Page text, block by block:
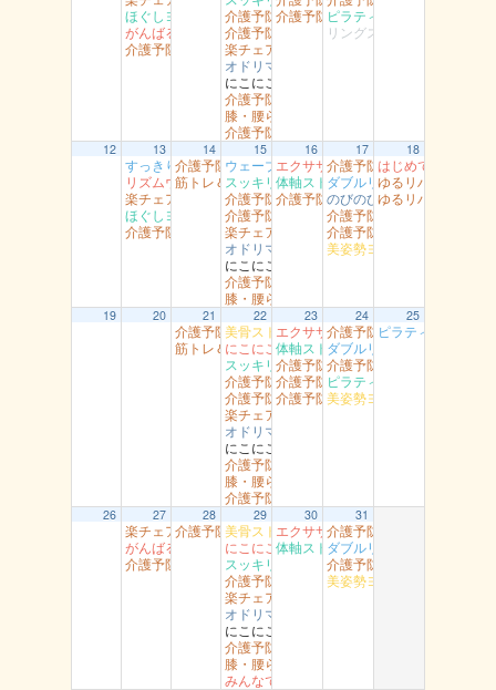
ほぐしヨガ （駅南）
がんばるエアロ 吉成
介護予防智頭 総合センター月曜
介護予防岩美 浦富
介護予防智頭 総合センター（水）
楽チェア体操 吉岡
オドリマス ラボ
にこにこ用瀬
介護予防岩美 文化センター
膝・腰らくらく教室 醇風
介護予防智頭 山形
介護予防智頭 芦津
ピラティス 社
リングストレッチ（松保）
12 13
すっきり体操 湖南
リズムウオーキング 駅南
楽チェア体操 丸由
ほぐしヨガ （駅南）
介護予防智頭 総合センター月曜
14
介護予防岩美（すこやかセンター）
筋トレ＆ストレッチ 富桑
15
ウェーブリングストレッチ 湖山
スッキリヨガ 吉方
介護予防岩美 浦富
介護予防智頭 総合センター（水）
楽チェア体操 吉岡
オドリマス ラボ
にこにこ用瀬
介護予防岩美 文化センター
膝・腰らくらく教室 醇風
16
エクササイズ 岩美
体軸ストレッチ 富桑
介護予防智頭 山郷
17
介護予防岩美 岩井
ダブルリング江山
のびのび健康教室 青谷
介護予防岩美（大岩）
介護予防智頭 那岐
美姿勢ヨガ（高草）
18
はじめてのダンス
ゆるリハ体操 幸
ゆるリハ体操 南
19 20 21
介護予防岩美（すこやかセンター）
筋トレ＆ストレッチ 富桑
22
美骨ストレッチ 湖山
にこにこ体操（船岡）
スッキリヨガ 吉方
介護予防岩美 浦富
介護予防智頭 総合センター（水）
楽チェア体操 吉岡
オドリマス ラボ
にこにこ用瀬
介護予防岩美 文化センター
膝・腰らくらく教室 醇風
介護予防智頭 山形
23
エクササイズ 岩美
体軸ストレッチ 富桑
介護予防智頭 土師
介護予防智頭 富沢
介護予防智頭 芦津
24
介護予防岩美 岩井
ダブルリング 吉成
介護予防岩美（大岩）
ピラティス 社
美姿勢ヨガ（高草）
25
ピラティスヨ～ガ
26 27
楽チェア体操 丸由
がんばるエアロ 吉成
介護予防智頭 総合センター月曜
28
介護予防岩美（すこやかセンター）
29
美骨ストレッチ 湖山
にこにこ体操（船岡）
スッキリヨガ 吉方
介護予防岩美 浦富
楽チェア体操 吉岡
オドリマス ラボ
にこにこ用瀬
介護予防岩美 文化センター
膝・腰らくらく教室 醇風
みんなで有酸素運動 社
30
エクササイズ 岩美
体軸ストレッチ 富桑
31
介護予防岩美 岩井
ダブルリング 吉成
介護予防岩美（大岩）
美姿勢ヨガ（高草）